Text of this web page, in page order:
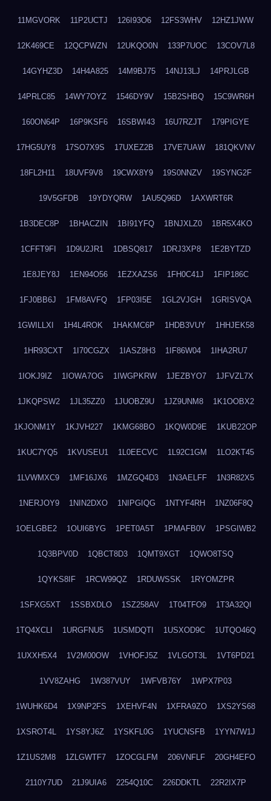
11MGVORK 11P2UCTJ 126I93O6 12FS3WHV 12HZ1JWW
12K469CE 12QCPWZN 12UKQO0N 133P7UOC 13COV7L8
14GYHZ3D 14H4A825 14M9BJ75 14NJ13LJ 14PRJLGB
14PRLC85 14WY7OYZ 1546DY9V 15B2SHBQ 15C9WR6H
160ON64P 16P9KSF6 16SBWI43 16U7RZJT 179PIGYE
17HG5UY8 17SO7X9S 17UXEZ2B 17VE7UAW 181QKVNV
18FL2H11 18UVF9V8 19CWX8Y9 19S0NNZV 19SYNG2F
19V5GFDB 19YDYQRW 1AU5Q96D 1AXWRT6R
1B3DEC8P 1BHACZIN 1BI91YFQ 1BNJXLZ0 1BR5X4KO
1CFFT9FI 1D9U2JR1 1DBSQ817 1DRJ3XP8 1E2BYTZD
1E8JEY8J 1EN94O56 1EZXAZS6 1FH0C41J 1FIP186C
1FJ0BB6J 1FM8AVFQ 1FP03I5E 1GL2VJGH 1GRISVQA
1GWILLXI 1H4L4ROK 1HAKMC6P 1HDB3VUY 1HHJEK58
1HR93CXT 1I70CGZX 1IASZ8H3 1IF86W04 1IHA2RU7
1IOKJ9IZ 1IOWA7OG 1IWGPKRW 1JEZBYO7 1JFVZL7X
1JKQPSW2 1JL35ZZ0 1JUOBZ9U 1JZ9UNM8 1K1OOBX2
1KJONM1Y 1KJVH227 1KMG68BO 1KQW0D9E 1KUB22OP
1KUC7YQ5 1KVUSEU1 1L0EECVC 1L92C1GM 1LO2KT45
1LVWMXC9 1MF16JX6 1MZGQ4D3 1N3AELFF 1N3R82X5
1NERJOY9 1NIN2DXO 1NIPGIQG 1NTYF4RH 1NZ06F8Q
1OELGBE2 1OUI6BYG 1PET0A5T 1PMAFB0V 1PSGIWB2
1Q3BPV0D 1QBCT8D3 1QMT9XGT 1QWO8TSQ
1QYKS8IF 1RCW99QZ 1RDUWSSK 1RYOMZPR
1SFXG5XT 1SSBXDLO 1SZ258AV 1T04TFO9 1T3A32QI
1TQ4XCLI 1URGFNU5 1USMDQTI 1USXOD9C 1UTQO46Q
1UXXH5X4 1V2M00OW 1VHOFJ5Z 1VLGOT3L 1VT6PD21
1VV8ZAHG 1W387VUY 1WFVB76Y 1WPX7P03
1WUHK6D4 1X9NP2FS 1XEHVF4N 1XFRA9ZO 1XS2YS68
1XSROT4L 1YS8YJ6Z 1YSKFL0G 1YUCNSFB 1YYN7W1J
1Z1US2M8 1ZLGWTF7 1ZOCGLFM 206VNFLF 20GH4EFO
2110Y7UD 21J9UIA6 2254Q10C 226DDKTL 22R2IX7P